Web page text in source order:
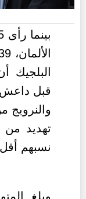
البلجيك
قبل داعش.
والنرويج
تهديد من
نسبهم
وبلغ